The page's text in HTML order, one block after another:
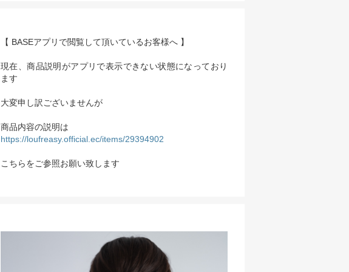
【 BASEアプリで閲覧して頂いているお客様へ 】
現在、商品説明がアプリで表示できない状態になっており
ます
大変申し訳ございませんが
商品内容の説明は
https://loufreasy.official.ec/items/29394902
こちらをご参照お願い致します